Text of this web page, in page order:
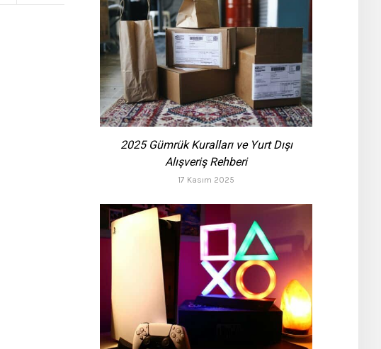
2025 Gümrük Kuralları ve Yurt Dışı
Alışveriş Rehberi
17 Kasım 2025